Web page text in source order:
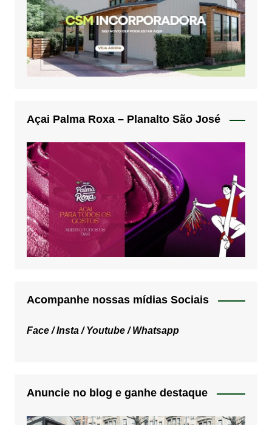
Açai Palma Roxa – Planalto São José
Acompanhe nossas mídias Sociais
Face /Insta /Youtube /Whatsapp
Anuncie no blog e ganhe destaque